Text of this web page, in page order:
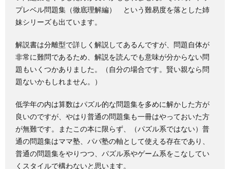
プレベル問題集（徹底理解編） という難易度を落とした姉
妹シリーズも出ています。
解説書は分離型で詳しく解説してあるんですが、問題自体が
非常に難問であるため、解説を読んでも意味が分からない問
題もいくつかありました。（自分の場合です。賢い親なら問
題ないかもしれません。）
低学年の内は算数はパズル的な問題集を多めに解かした方が
良いのですが、やはり普通の問題集も一冊はやっておいた方
が無難です。またこの本に限らず、（パズル系ではない）普
通の問題集はママ塾、パパ塾の軸として使える存在であり、
普通の問題集をやりつつ、パズル系やゲーム系をこなしてい
くスタイルで構わないと思います。